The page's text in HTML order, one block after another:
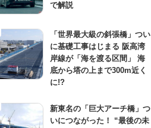
で解説
「世界最大級の斜張橋」つい
に基礎工事はじまる 阪高湾
岸線が「海を渡る区間」 海
底から塔の上まで300m近く
に!?
新東名の「巨大アーチ橋」つ
いにつながった！ “最後の未